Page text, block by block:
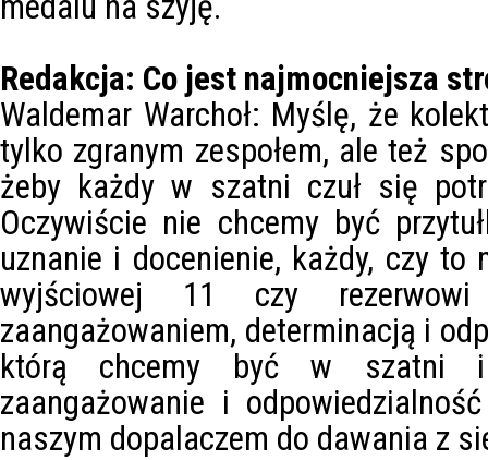
Redakcja: Co jest najmocniejsza
Waldemar Warchoł: Myślę, że
tylko zgranym zespołem, ale też
żeby każdy w szatni czuł się
Oczywiście nie chcemy być
uznanie i docenienie, każdy, czy
wyjściowej 11 czy
zaangażowaniem, determinacją i
którą chcemy być w szatni i
zaangażowanie i
naszym dopalaczem do dawania z